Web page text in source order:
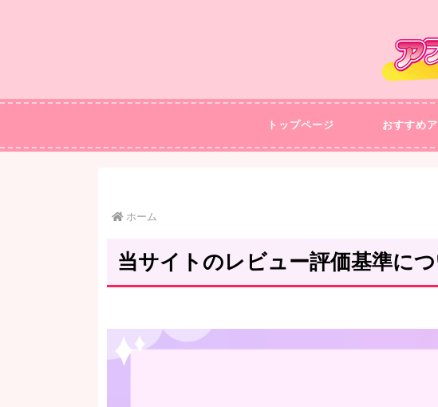
トップページ おすすめ
ホーム
当サイトのレビュー評価基準に